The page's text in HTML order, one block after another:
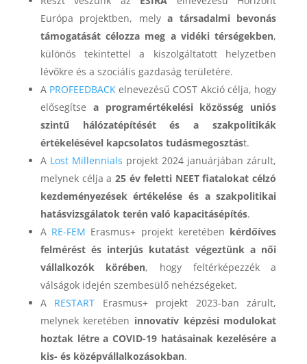
Európa projektben, melya társadalmi bevonás
támogatását célozza meg a vidéki térségekben,
különös tekintettel a kiszolgáltatott helyzetben
lévőkre és a szociális gazdaság területére.
APROFEEDBACK elnevezésű COST Akció célja, hogy
elősegítse a programértékelési közösség uniós
szintű hálózatépítését és a szakpolitikák
értékelésével kapcsolatos tudásmegosztást.
A Lost Millennials projekt 2024 januárjában zárult,
melynek célja a 25 év feletti NEET fiatalokat célzó
kezdeményezések értékelése és a szakpolitikai
hatásvizsgálatok terén való kapacitásépítés.
A RE-FEM Erasmus+ projekt keretében kérdőíves
felmérést és interjús kutatást végeztünk a női
vállalkozók körében, hogy feltérképezzék a
válságok idején szembesülő nehézségeket.
A RESTART Erasmus+ projekt 2023-ban zárult,
melynek keretében innovatív képzési modulokat
hoztak létre a COVID-19 hatásainak kezelésére a
kis- és középvállalkozásokban.